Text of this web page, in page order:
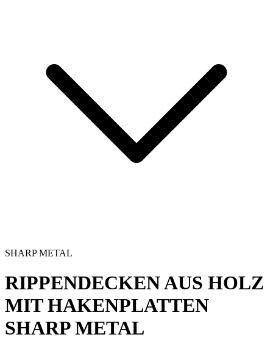
SHARP METAL
RIPPENDECKEN AUS HOLZ
MIT HAKENPLATTEN
SHARP METAL